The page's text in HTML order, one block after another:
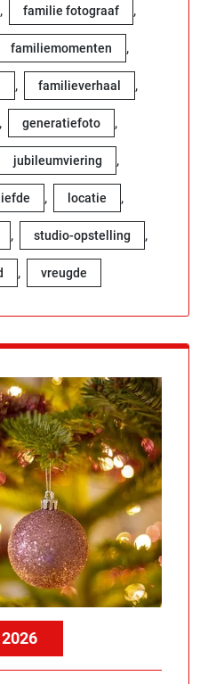
, familie fotograaf ,
familiemomenten ,
, familieverhaal ,
, generatiefoto ,
jubileumviering ,
, locatie ,
, studio-opstelling ,
, vreugde